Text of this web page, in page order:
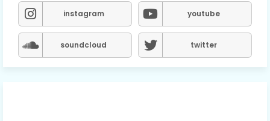
instagram youtube
soundcloud twitter